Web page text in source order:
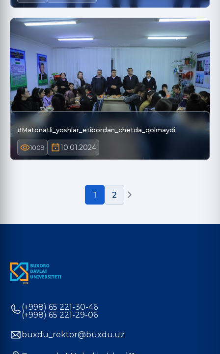
#Matonatli_yoshlar_etibordan_chetda_qolmaydi
1009 10.01.2024
1 2
(+998) 65 221-30-46
(+998) 65 221-29-06
buxdu_rektor@buxdu.uz